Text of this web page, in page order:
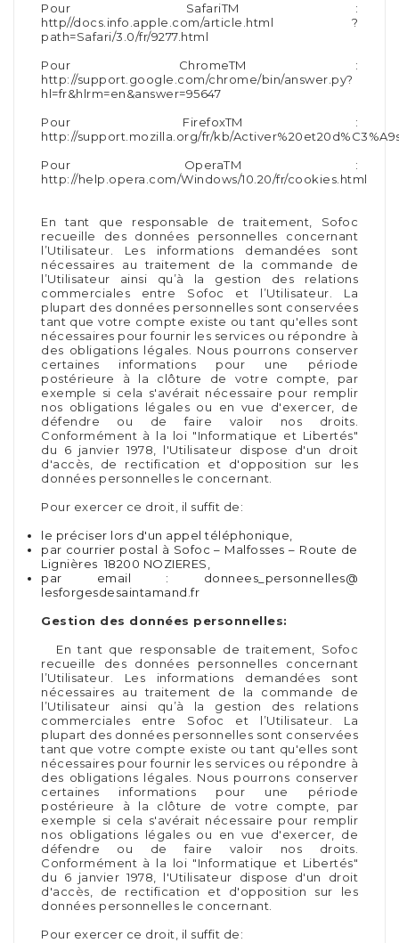
Pour SafariTM :
http//docs.info.apple.com/article.html ?
path=Safari/3.0/fr/9277.html
Pour ChromeTM :
http://support.google.com/chrome/bin/answer.py?
hl=fr&hlrm=en&answer=95647
Pour FirefoxTM :
http://support.mozilla.org/fr/kb/
Pour OperaTM :
http://help.opera.com/Windows/10.20/fr/cookies.html
En tant que responsable de traitement, Sofoc
recueille des données personnelles concernant
l’Utilisateur. Les informations demandées sont
nécessaires au traitement de la commande de
l’Utilisateur ainsi qu’à la gestion des relations
commerciales entre Sofoc et l’Utilisateur. La
plupart des données personnelles sont conservées
tant que votre compte existe ou tant qu'elles sont
nécessaires pour fournir les services ou répondre à
des obligations légales. Nous pourrons conserver
certaines informations pour une période
postérieure à la clôture de votre compte, par
exemple si cela s'avérait nécessaire pour remplir
nos obligations légales ou en vue d'exercer, de
défendre ou de faire valoir nos droits.
Conformément à la loi "Informatique et Libertés"
du 6 janvier 1978, l'Utilisateur dispose d'un droit
d'accès, de rectification et d'opposition sur les
données personnelles le concernant.
Pour exercer ce droit, il suffit de:
le préciser lors d'un appel téléphonique,
par courrier postal à Sofoc – Malfosses – Route de
Lignières 18200 NOZIERES,
par email : donnees_personnelles@
lesforgesdesaintamand.fr
Gestion des données personnelles:
En tant que responsable de traitement, Sofoc
recueille des données personnelles concernant
l’Utilisateur. Les informations demandées sont
nécessaires au traitement de la commande de
l’Utilisateur ainsi qu’à la gestion des relations
commerciales entre Sofoc et l’Utilisateur. La
plupart des données personnelles sont conservées
tant que votre compte existe ou tant qu'elles sont
nécessaires pour fournir les services ou répondre à
des obligations légales. Nous pourrons conserver
certaines informations pour une période
postérieure à la clôture de votre compte, par
exemple si cela s'avérait nécessaire pour remplir
nos obligations légales ou en vue d'exercer, de
défendre ou de faire valoir nos droits.
Conformément à la loi "Informatique et Libertés"
du 6 janvier 1978, l'Utilisateur dispose d'un droit
d'accès, de rectification et d'opposition sur les
données personnelles le concernant.
Pour exercer ce droit, il suffit de: